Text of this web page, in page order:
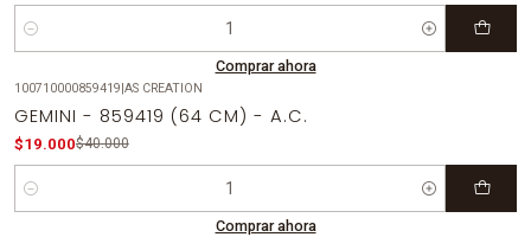
Cantidad
Comprar ahora
100710000859419 AS CREATION
GEMINI - 859419 (64 CM) - A.C.
$19.000$40.000
Cantidad
Comprar ahora